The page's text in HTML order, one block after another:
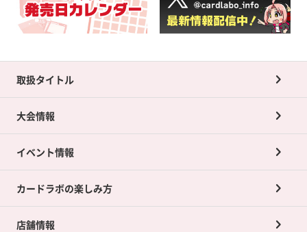
取扱タイトル
大会情報
イベント情報
カードラボの楽しみ方
店舗情報